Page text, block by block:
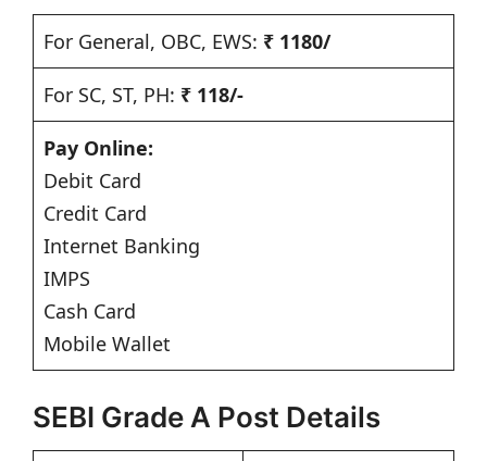
For General, OBC, EWS: ₹ 1180/
For SC, ST, PH: ₹ 118/-
Pay Online:
Debit Card
Credit Card
Internet Banking
IMPS
Cash Card
Mobile Wallet
SEBI Grade A Post Details